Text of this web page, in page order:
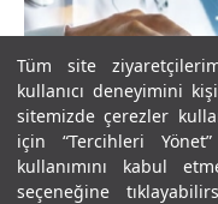
Tüm site
kullanıcı deneyimini
sitemizde çerezler
için “Tercihleri
kullanımını kabul
seçeneğine